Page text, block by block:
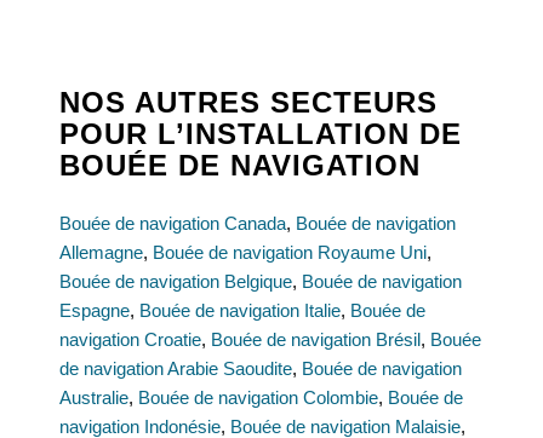
NOS AUTRES SECTEURS
POUR L’INSTALLATION DE
BOUÉE DE NAVIGATION
Bouée de navigation Canada, Bouée de navigation
Allemagne, Bouée de navigation Royaume Uni,
Bouée de navigation Belgique, Bouée de navigation
Espagne, Bouée de navigation Italie, Bouée de
navigation Croatie, Bouée de navigation Brésil, Bouée
de navigation Arabie Saoudite, Bouée de navigation
Australie, Bouée de navigation Colombie, Bouée de
navigation Indonésie, Bouée de navigation Malaisie,